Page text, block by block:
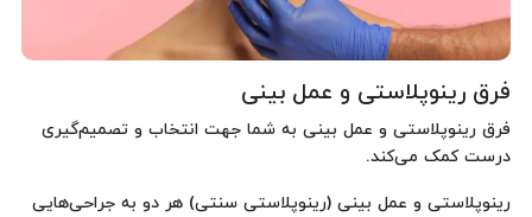
فرق رینوپلاستی و عمل بینی
فرق رینوپلاستی و عمل بینی به شما جهت انتخاب و تصمیم‌گیری
درست کمک می‌کند.
رینوپلاستی و عمل بینی (رینوپلاستی سنتی) هر دو به جراحی‌هایی